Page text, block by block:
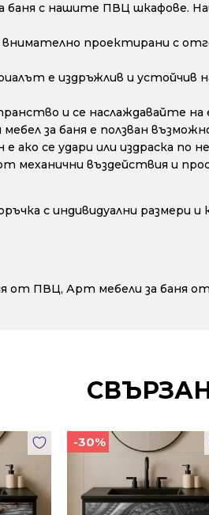
с нашите ПВЦ шкафове.
проектирани с
е издръжлив и устойчив
и се наслаждавайте
за баня е ползван
се удари или издраска по
механични въздействия и
с индивидуални
от ПВЦ, Арт мебели за баня
-30%